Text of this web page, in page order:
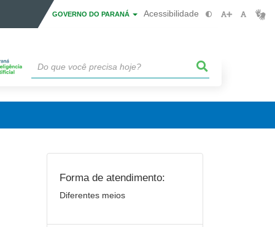
GOVERNO DO PARANÁ Acessibilidade
Forma de atendimento:
Diferentes meios